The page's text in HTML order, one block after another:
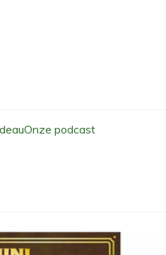
Onze podcast